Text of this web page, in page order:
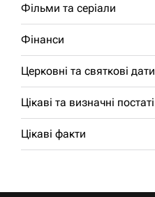
Фільми та серіали
Фінанси
Церковні та святкові дати
Цікаві та визначні постаті
Цікаві факти